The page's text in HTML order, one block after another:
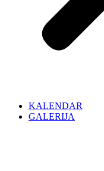
KALENDAR
GALERIJA